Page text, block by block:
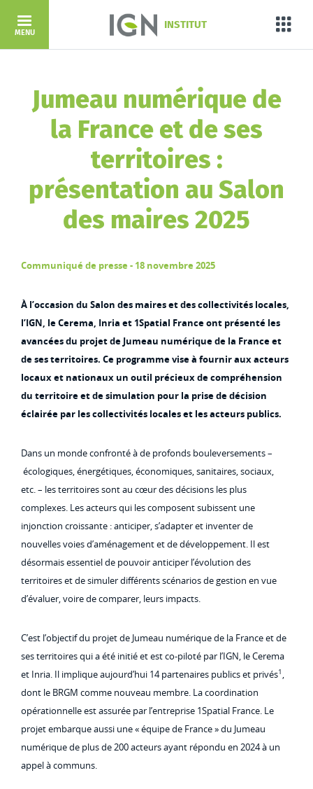
Aller au contenu principal
INSTITUT
MENU
Jumeau numérique de
la France et de ses
territoires :
présentation au Salon
des maires 2025
Communiqué de presse - 18 novembre 2025
À l’occasion du Salon des maires et des collectivités locales,
l’IGN, le Cerema, Inria et 1Spatial France ont présenté les
avancées du projet de Jumeau numérique de la France et
de ses territoires. Ce programme vise à fournir aux acteurs
locaux et nationaux un outil précieux de compréhension
du territoire et de simulation pour la prise de décision
éclairée par les collectivités locales et les acteurs publics.
Dans un monde confronté à de profonds bouleversements –
écologiques, énergétiques, économiques, sanitaires, sociaux,
etc. – les territoires sont au cœur des décisions les plus
complexes. Les acteurs qui les composent subissent une
injonction croissante : anticiper, s’adapter et inventer de
nouvelles voies d’aménagement et de développement. Il est
désormais essentiel de pouvoir anticiper l’évolution des
territoires et de simuler différents scénarios de gestion en vue
d’évaluer, voire de comparer, leurs impacts.
C’est l’objectif du projet de Jumeau numérique de la France et de
ses territoires qui a été initié et est co-piloté par l’IGN, le Cerema
et Inria. Il implique aujourd’hui 14 partenaires publics et privés1 ,
dont le BRGM comme nouveau membre. La coordination
opérationnelle est assurée par l’entreprise 1Spatial France. Le
projet embarque aussi une « équipe de France » du Jumeau
numérique de plus de 200 acteurs ayant répondu en 2024 à un
appel à communs.